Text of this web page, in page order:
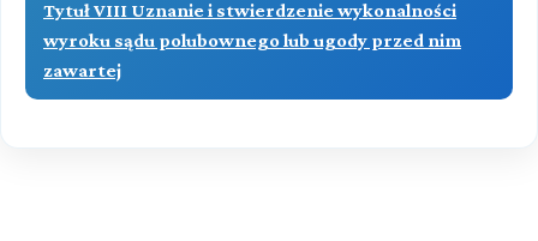
Tytuł VIII Uznanie i stwierdzenie wykonalności
wyroku sądu polubownego lub ugody przed nim
zawartej